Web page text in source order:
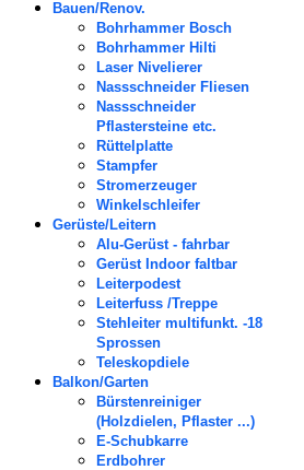
Bauen/Renov.
Bohrhammer Bosch
Bohrhammer Hilti
Laser Nivelierer
Nassschneider Fliesen
Nassschneider
Pflastersteine etc.
Rüttelplatte
Stampfer
Stromerzeuger
Winkelschleifer
Gerüste/Leitern
Alu-Gerüst - fahrbar
Gerüst Indoor faltbar
Leiterpodest
Leiterfuss /Treppe
Stehleiter multifunkt. -18
Sprossen
Teleskopdiele
Balkon/Garten
Bürstenreiniger
(Holzdielen, Pflaster ...)
E-Schubkarre
Erdbohrer